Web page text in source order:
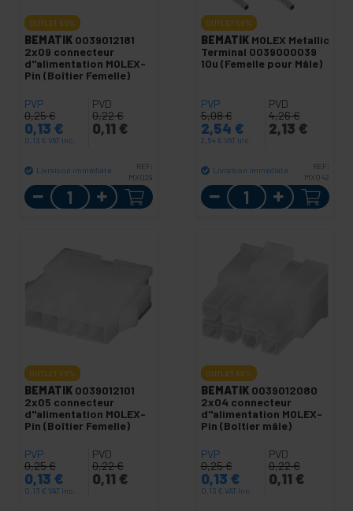
OUTLET 50%
BEMATIK 0039012181
2x09 connecteur
d"alimentation MOLEX-
Pin (Boîtier Femelle)
PVP
0,25€
0,13 €
0,13 € VAT inc.
PVD
0,22€
0,11 €
Livraison immédiate
REF:
MX029
Quantité
OUTLET 50%
BEMATIK MOLEX Metallic
Terminal 0039000039
10u (Femelle pour Mâle)
PVP
5,08€
2,54 €
2,54 € VAT inc.
PVD
4,26€
2,13 €
Livraison immédiate
REF:
MX042
Quantité
OUTLET 50%
BEMATIK 0039012101
2x05 connecteur
d"alimentation MOLEX-
Pin (Boîtier Femelle)
PVP
0,25€
0,13 €
0,13 € VAT inc.
PVD
0,22€
0,11 €
OUTLET 50%
BEMATIK 0039012080
2x04 connecteur
d"alimentation MOLEX-
Pin (Boîtier mâle)
PVP
0,25€
0,13 €
0,13 € VAT inc.
PVD
0,22€
0,11 €